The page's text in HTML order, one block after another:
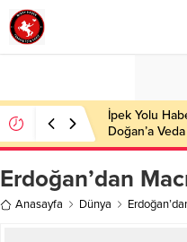
İpek Yolu
Doğan’a Veda
Erdoğan’dan
Anasayfa Dünya